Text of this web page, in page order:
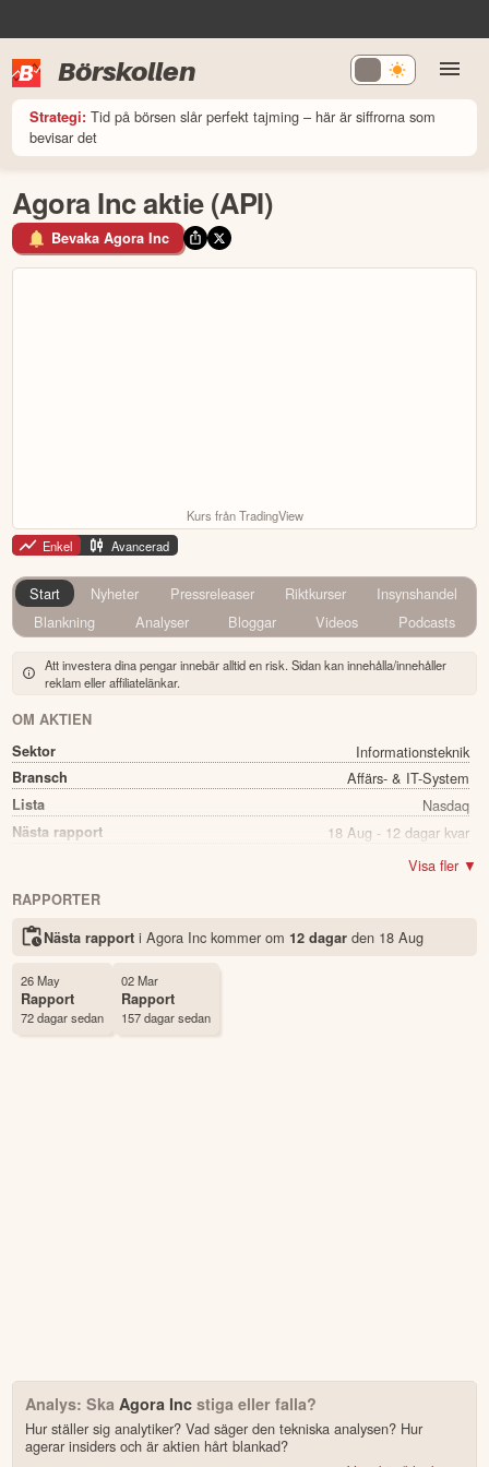
Börskollen
Strategi: Tid på börsen slår perfekt tajming – här är siffrorna som
bevisar det
Agora Inc aktie (API)
Bevaka Agora Inc
Kurs från TradingView
Enkel
Avancerad
Start Nyheter Pressreleaser Riktkurser
Insynshandel
Blankning
Analyser Bloggar Videos Podcasts
Att investera dina pengar innebär alltid en risk. Sidan kan innehålla/innehåller
reklam eller affiliatelänkar.
OM AKTIEN
Sektor
Informationsteknik
Bransch Affärs- & IT-System
Lista Nasdaq
Nästa rapport 18 Aug - 12 dagar kvar
Agora Inc
Land
Antal ägare Avanza
Antal ägare Nordnet
Visa fler ▼
RAPPORTER
Nästa rapport i Agora Inc kommer om 12 dagarden 18 Aug
26 May
Rapport
72 dagar sedan
02 Mar
Rapport
157 dagar sedan
Analys: Ska Agora Incstiga eller falla?
Hur ställer sig analytiker? Vad säger den tekniska analysen? Hur
agerar insiders och är aktien hårt blankad?